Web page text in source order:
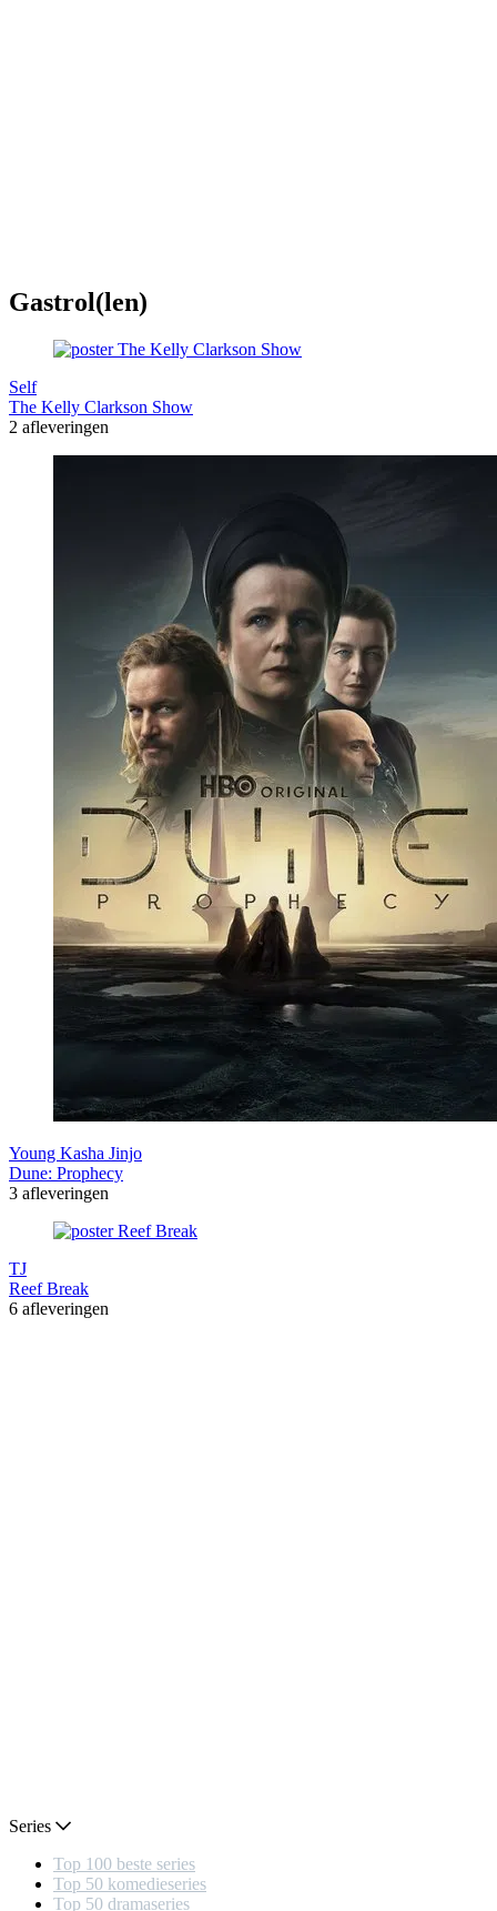
Gastrol(len)
Self
The Kelly Clarkson Show
2 afleveringen
Young Kasha Jinjo
Dune: Prophecy
3 afleveringen
TJ
Reef Break
6 afleveringen
Series
Top 100 beste series
Top 50 komedieseries
Top 50 dramaseries